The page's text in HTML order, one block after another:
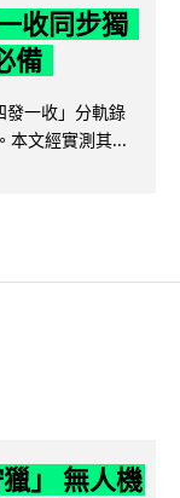
收同步獨
備
一收」分軌錄
本文經實測其...
」 無人機